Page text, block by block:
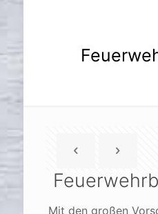
Mit den großen